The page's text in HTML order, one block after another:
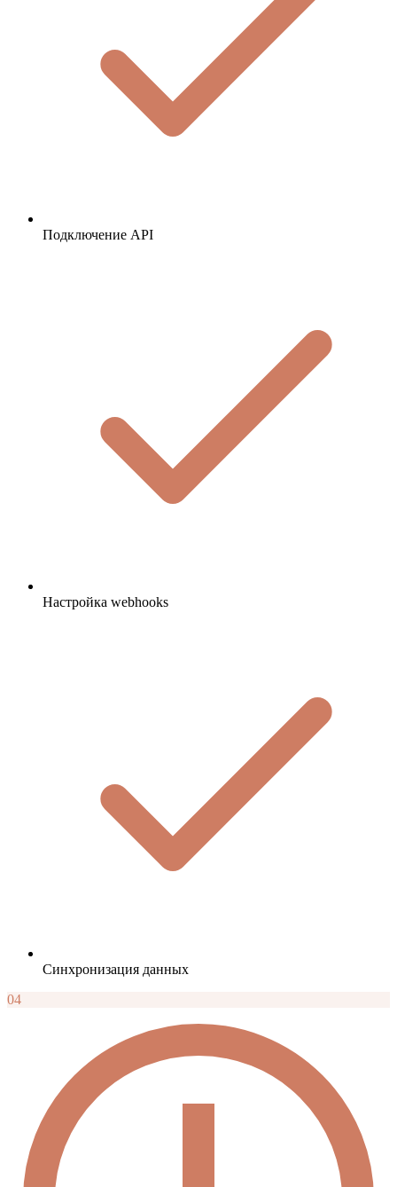
Подключение API
Настройка webhooks
Синхронизация данных
04